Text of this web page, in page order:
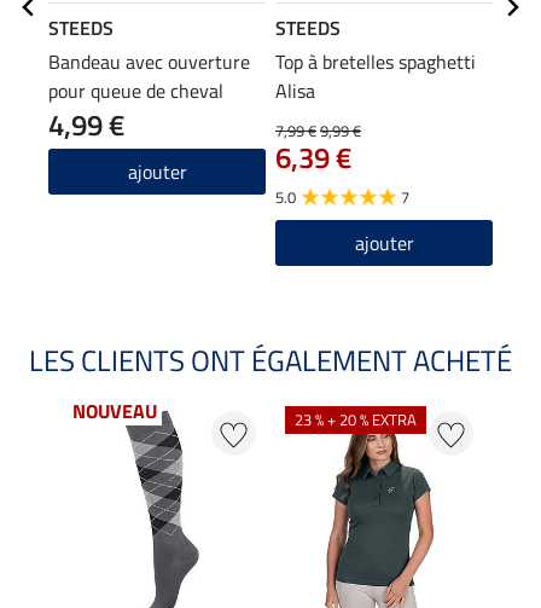
STEEDS
Bandeau avec ouverture
pour queue de cheval
4,99 €
ajouter
STEEDS
Top à bretelles spaghetti
Alisa
7,99 €9,99 €
6,39 €
5.0 7
ajouter
LES CLIENTS ONT ÉGALEMENT ACHETÉ
NOUVEAU 23 % + 20 % EXTRA